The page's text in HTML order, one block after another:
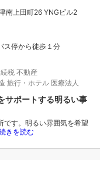
南上田町26 YNGビル2
停から徒歩１分
税 不動産
旅行・ホテル 医療法人
サポートする明るい事
です。明るい雰囲気を希望
きを読む